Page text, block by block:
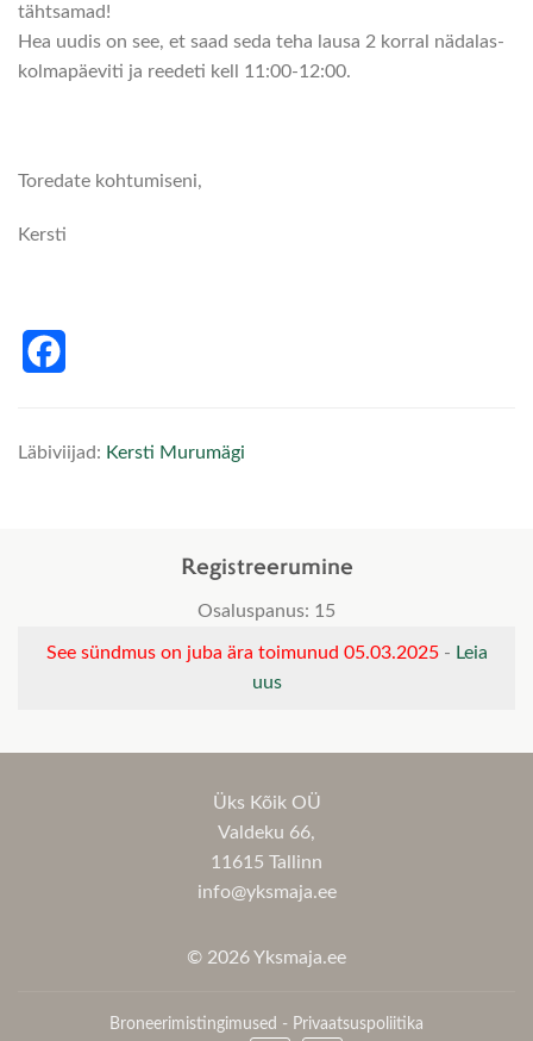
tähtsamad!
Hea uudis on see, et saad seda teha lausa 2 korral nädalas-
kolmapäeviti ja reedeti kell 11:00-12:00.
Toredate kohtumiseni,
Kersti
Läbiviijad: Kersti Murumägi
Registreerumine
Osaluspanus: 15
See sündmus on juba ära toimunud 05.03.2025- Leia
uus
Üks Kõik OÜ
Valdeku 66,
11615 Tallinn
info@yksmaja.ee
© 2026 Yksmaja.ee
Broneerimistingimused - Privaatsuspoliitika